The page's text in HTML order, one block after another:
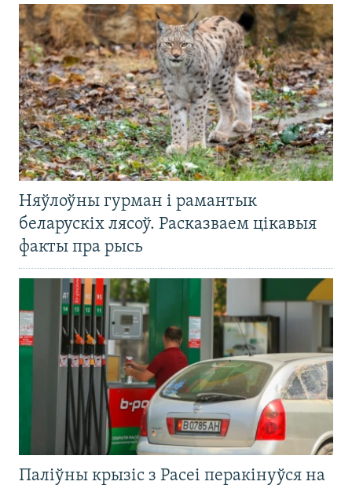
Няўлоўны гурман і рамантык
беларускіх лясоў. Расказваем цікавыя
факты пра рысь
Паліўны крызіс з Расеі перакінуўся на